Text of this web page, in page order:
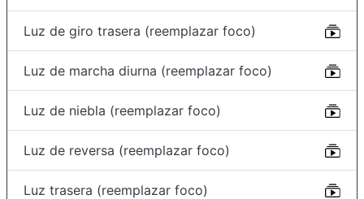
Luz de giro trasera (reemplazar foco)
Luz de marcha diurna (reemplazar foco)
Luz de niebla (reemplazar foco)
Luz de reversa (reemplazar foco)
Luz trasera (reemplazar foco)